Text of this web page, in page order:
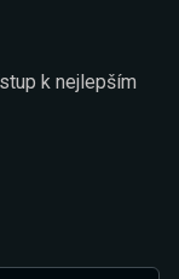
k nejlepším